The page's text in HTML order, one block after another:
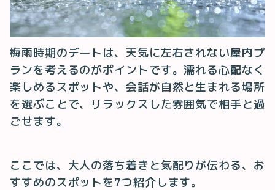
梅雨時期のデートは、天気に左右されない屋内プ
ランを考えるのがポイントです。濡れる心配なく
楽しめるスポットや、会話が自然と生まれる場所
を選ぶことで、リラックスした雰囲気で相手と過
ごせます。
ここでは、大人の落ち着きと気配りが伝わる、お
すすめのスポットを7つ紹介します。